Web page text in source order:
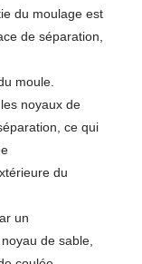
du moulage est
de séparation,
moule.
noyaux de
ce qui
du
un
de sable,